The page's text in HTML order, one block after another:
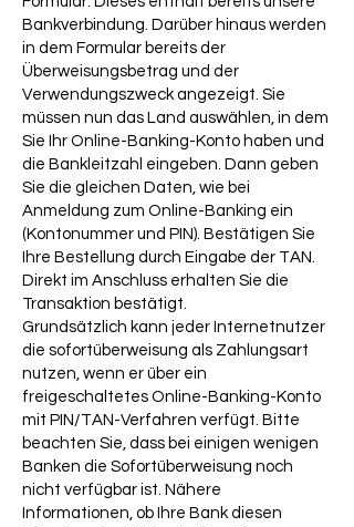
Bankverbindung. Darüber hinaus werden
in dem Formular bereits der
Überweisungsbetrag und der
Verwendungszweck angezeigt. Sie
müssen nun das Land auswählen, in dem
Sie Ihr Online-Banking-Konto haben und
die Bankleitzahl eingeben. Dann geben
Sie die gleichen Daten, wie bei
Anmeldung zum Online-Banking ein
(Kontonummer und PIN). Bestätigen Sie
Ihre Bestellung durch Eingabe der TAN.
Direkt im Anschluss erhalten Sie die
Transaktion bestätigt.
Grundsätzlich kann jeder Internetnutzer
die sofortüberweisung als Zahlungsart
nutzen, wenn er über ein
freigeschaltetes Online-Banking-Konto
mit PIN/TAN-Verfahren verfügt. Bitte
beachten Sie, dass bei einigen wenigen
Banken die Sofortüberweisung noch
nicht verfügbar ist. Nähere
Informationen, ob Ihre Bank diesen